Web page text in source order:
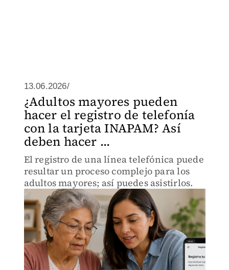
13.06.2026/
¿Adultos mayores pueden
hacer el registro de telefonía
con la tarjeta INAPAM? Así
deben hacer ...
El registro de una línea telefónica puede
resultar un proceso complejo para los
adultos mayores; así puedes asistirlos.